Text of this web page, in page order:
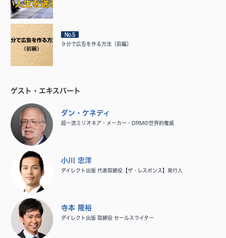
No.5
９分で広告を作る方法（前編）
ゲスト・エキスパート
ダン・ケネディ
超一流ミリオネア・メーカー・DRMの世界的権威
小川 忠洋
ダイレクト出版 代表取締役【ザ・レスポンス】発行人
寺本 隆裕
ダイレクト出版 取締役 セールスライター